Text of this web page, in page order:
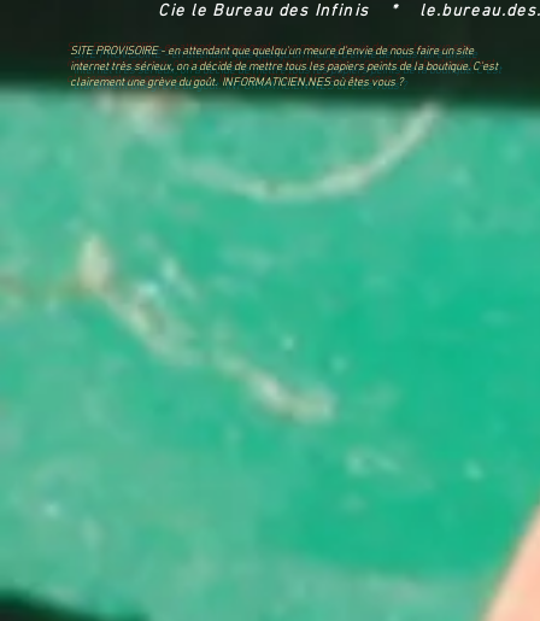
Cie le Bureau des Infinis *
SITE PROVISOIRE - en attendant que quelqu'un meure d'envie de nous faire un site
internet très sérieux, on a décidé de mettre tous les papiers peints de la boutique. C'est
clairement une grève du goût. INFORMATICIEN.NES où êtes vous ?